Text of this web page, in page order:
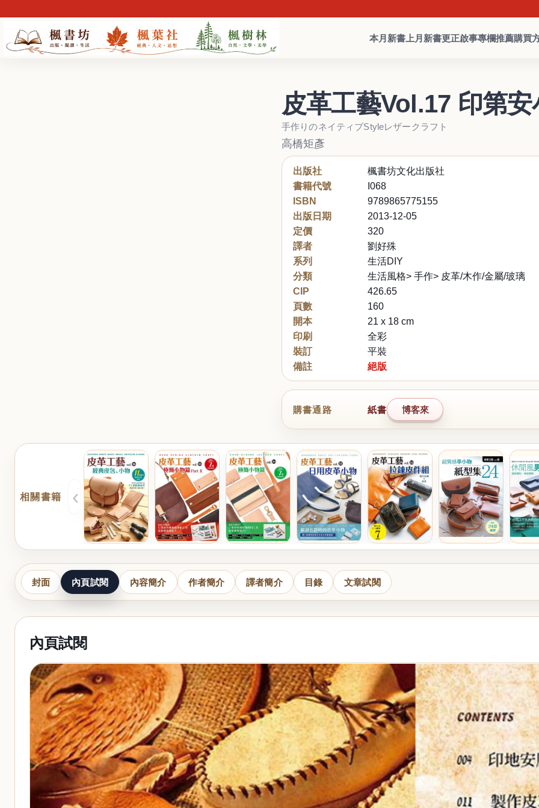
本月新書 上月新書更正啟事專欄推薦購買
皮革工藝Vol.17 印第
手作りのネイティブStyleレザークラフト
高橋矩彥
出版社
楓書坊文化出版社
書籍代號
I068
ISBN
9789865775155
出版日期
2013-12-05
定價
320
譯者
劉好殊
系列
生活DIY
分類
生活風格> 手作> 皮革/木作/金屬/玻璃
CIP
426.65
頁數
160
開本
21 x 18 cm
印刷
全彩
裝訂
平裝
備註
絕版
購書通路 紙書 博客來
相關書籍 ‹
封面 內頁試閱 內容簡介 作者簡介 譯者簡介 目錄 文章試閱
內頁試閱